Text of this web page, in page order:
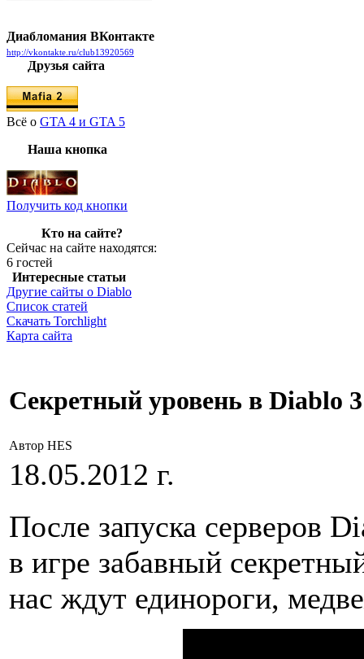
Диабломания ВКонтакте
http://vkontakte.ru/club13920569
Друзья сайта
Всё о GTA 4 и GTA 5
Наша кнопка
Получить код кнопки
Кто на сайте?
Сейчас на сайте находятся:
6 гостей
Интересные статьи
Другие сайты о Diablo
Список статей
Скачать Torchlight
Карта сайта
Секретный уровень в Diablo 3
Автор HES
18.05.2012 г.
После запуска серверов
в игре забавный
нас ждут единороги,